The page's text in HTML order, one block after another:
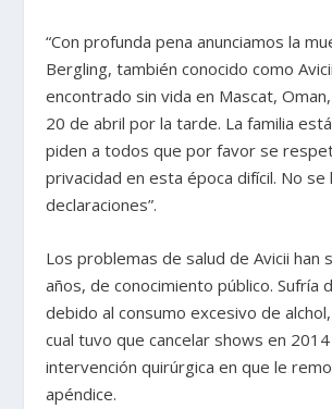
“Con profunda pena anunciamos la
Bergling, también conocido como
encontrado sin vida en Mascat,
20 de abril por la tarde. La familia
piden a todos que por favor se
privacidad en esta época difícil. No se
declaraciones”.
Los problemas de salud de Avicii han
años, de conocimiento público. Sufría
debido al consumo excesivo de
cual tuvo que cancelar shows en
intervención quirúrgica en que le
apéndice.